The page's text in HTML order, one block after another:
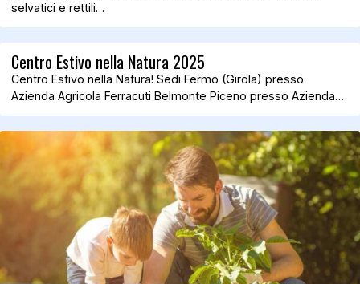
selvatici e rettili…
Centro Estivo nella Natura 2025
Centro Estivo nella Natura! Sedi Fermo (Girola) presso
Azienda Agricola Ferracuti Belmonte Piceno presso Azienda…